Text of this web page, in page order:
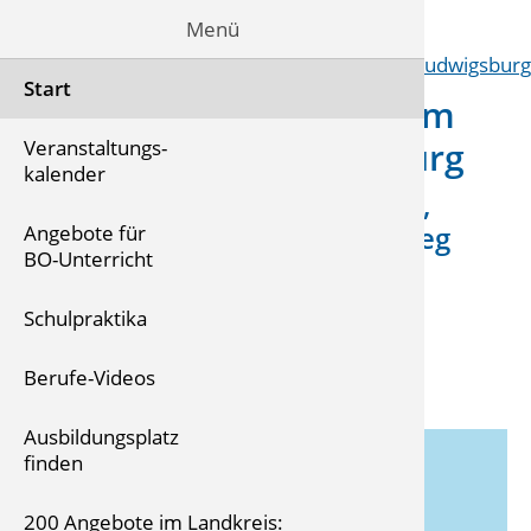
Berufsorientierung im
Landkreis Ludwigsburg
Infos zu Schulabschluss,
Berufswahl, Berufseinstieg
Für Lehrkräfte,
Menü
Start
Veranstaltungs-
kalender
Angebote für
BO-Unterricht
Schulpraktika
Berufe-Videos
Ausbildungsplatz
finden
200 Angebote im Landkreis: